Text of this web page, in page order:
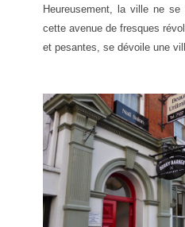
Heureusement, la ville ne
cette avenue de fresques
et pesantes, se dévoile une